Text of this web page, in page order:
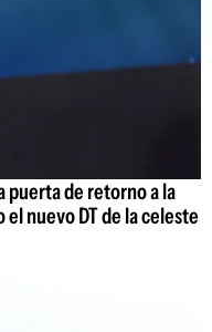
puerta de retorno a la
nuevo DT de la celeste